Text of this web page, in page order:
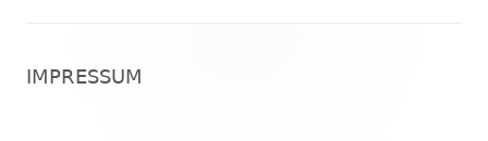
Inhalt
IMPRESSUM